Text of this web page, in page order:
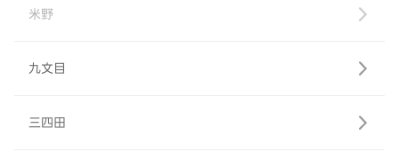
米野
九文目
三四田